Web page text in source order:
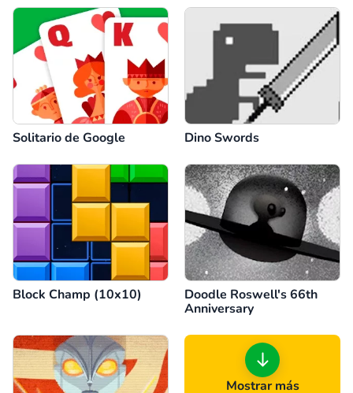
Solitario de Google Dino Swords
Block Champ (10x10)
Doodle Roswell's 66th
Anniversary
Mostrar más